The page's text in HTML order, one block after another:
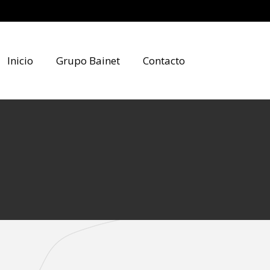
Inicio Grupo Bainet Contacto